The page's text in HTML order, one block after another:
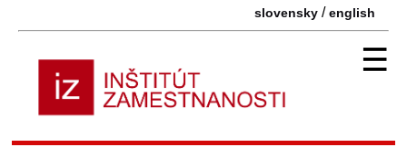
slovensky /english
☰